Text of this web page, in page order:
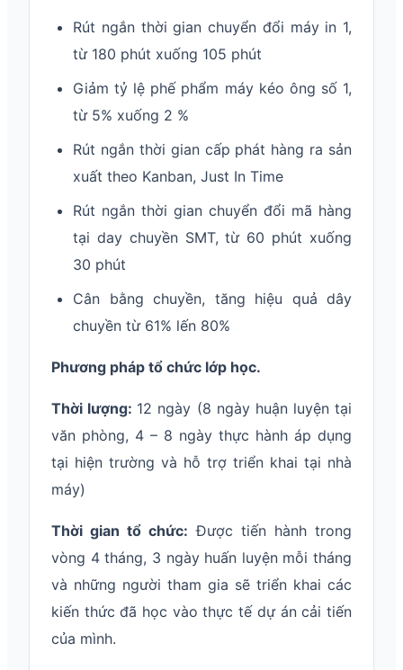
Rút ngắn thời gian chuyển đổi máy in 1,
từ 180 phút xuống 105 phút
Giảm tỷ lệ phế phẩm máy kéo ông số 1,
từ 5% xuống 2 %
Rút ngắn thời gian cấp phát hàng ra sản
xuất theo Kanban, Just In Time
Rút ngắn thời gian chuyển đổi mã hàng
tại day chuyền SMT, từ 60 phút xuống
30 phút
Cân bằng chuyền, tăng hiệu quả dây
chuyền từ 61% lến 80%
Phương pháp tổ chức lớp học.
Thời lượng: 12 ngày (8 ngày huận luyện tại
văn phòng, 4 – 8 ngày thực hành áp dụng
tại hiện trường và hỗ trợ triển khai tại nhà
máy)
Thời gian tổ chức:Được tiến hành trong
vòng 4 tháng, 3 ngày huấn luyện mỗi tháng
và những người tham gia sẽ triển khai các
kiến ​​thức đã học vào thực tế dự án cải tiến
của mình.